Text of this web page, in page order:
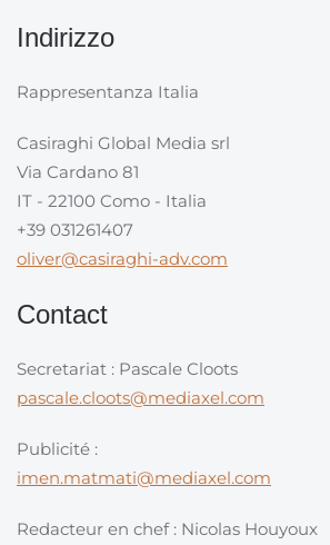
Indirizzo
Rappresentanza Italia
Casiraghi Global Media srl
Via Cardano 81
IT - 22100 Como - Italia
+39 031261407
oliver@casiraghi-adv.com
Contact
Secretariat : Pascale Cloots
pascale.cloots@mediaxel.com
Publicité :
imen.matmati@mediaxel.com
Redacteur en chef : Nicolas Houyoux